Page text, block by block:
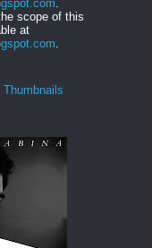
.
scope of this
at
.